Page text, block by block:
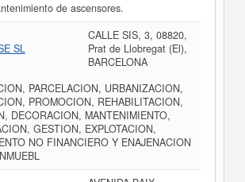
de ascensores.
SL
CALLE SIS, 3, 08820,
Prat de Llobregat (El),
BARCELONA
PARCELACION, URBANIZACION,
PROMOCION, REHABILITACION,
DECORACION, MANTENIMIENTO,
GESTION, EXPLOTACION,
NO FINANCIERO Y ENAJENACION